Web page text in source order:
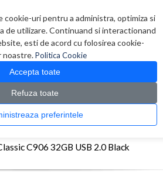
uri pentru a administra, optimiza si
de utilizare. Continuand si interactionand
esti de acord cu folosirea cookie-
noastre.Politica Cookie
Accepta toate
Refuza toate
Administreaza preferintele
0 produs(e)
USB > Memorie USB ADATA Classic C906 32GB
C906 32GB USB 2.0 Black